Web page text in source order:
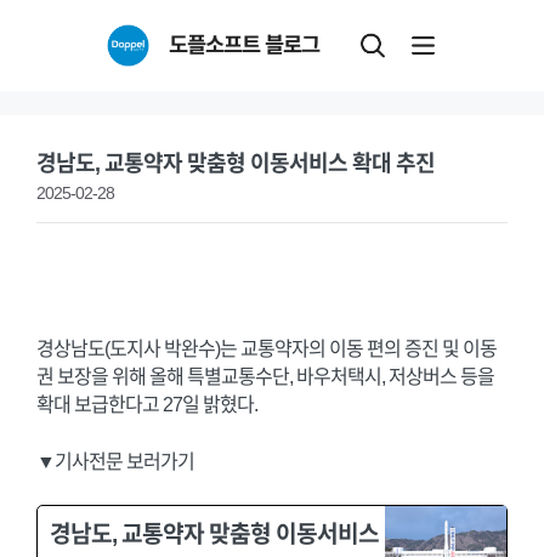
도플소프트 블로그
경남도, 교통약자 맞춤형 이동서비스 확대 추진
2025-02-28
경상남도(도지사 박완수)는 교통약자의 이동 편의 증진 및 이동
권 보장을 위해 올해 특별교통수단, 바우처택시, 저상버스 등을
확대 보급한다고 27일 밝혔다.
▼기사전문 보러가기
경남도, 교통약자 맞춤형 이동서비스